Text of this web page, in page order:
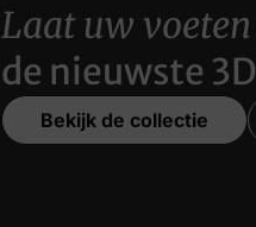
Laat uw
de nieuwste
Bekijk de collectie